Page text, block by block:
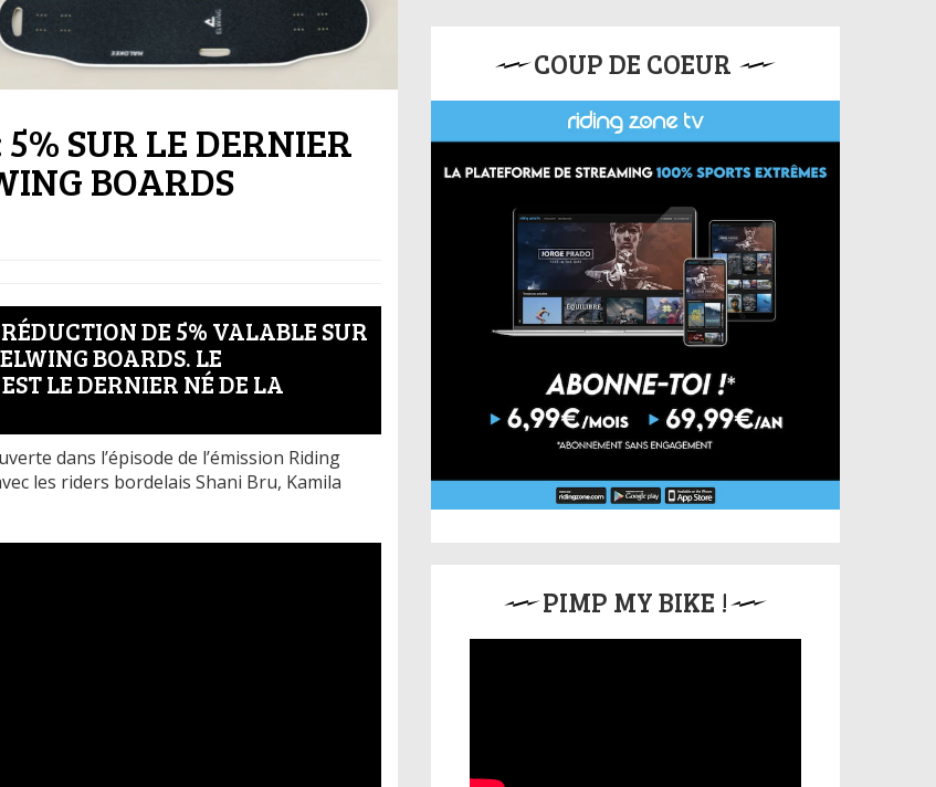
SUR LE DERNIER
BOARDS
DE 5% VALABLE SUR
BOARDS. LE
LE DERNIER NÉ DE LA
dans l’épisode de l’émission Riding
les riders bordelais Shani Bru, Kamila
COUP DE COEUR
PIMP MY BIKE !